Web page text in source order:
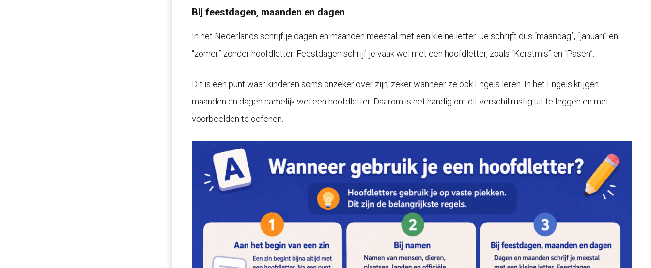
Bij feestdagen, maanden en dagen
In het Nederlands schrijf je dagen en maanden meestal met een kleine letter. Je schrijft dus “maandag”, “januari” en
“zomer” zonder hoofdletter. Feestdagen schrijf je vaak wel met een hoofdletter, zoals “Kerstmis” en “Pasen”.
Dit is een punt waar kinderen soms onzeker over zijn, zeker wanneer ze ook Engels leren. In het Engels krijgen
maanden en dagen namelijk wel een hoofdletter. Daarom is het handig om dit verschil rustig uit te leggen en met
voorbeelden te oefenen.